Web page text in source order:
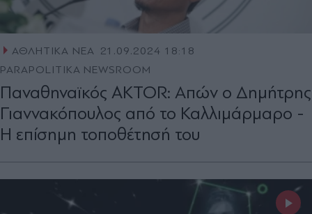
ΑΘΛΗΤΙΚΑ ΝΕΑ 21.09.2024 18:18
PARAPOLITIKA NEWSROOM
Παναθηναϊκός AKTOR: Απών ο Δημήτρης
Γιαννακόπουλος από το Καλλιμάρμαρο -
Η επίσημη τοποθέτησή του